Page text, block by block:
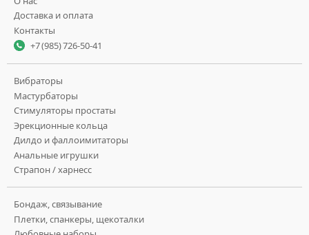
Доставка и оплата
Контакты
+7 (985) 726-50-41
Вибраторы
Мастурбаторы
Стимуляторы простаты
Эрекционные кольца
Дилдо и фаллоимитаторы
Анальные игрушки
Страпон / харнесс
Бондаж, связывание
Плетки, спанкеры, щекоталки